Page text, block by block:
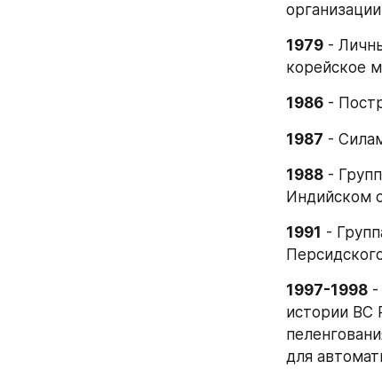
1979 -
корейское
1986 -
1987 -
1988 -
Индийском
1991 -
1997-1998 -
истории ВС
для